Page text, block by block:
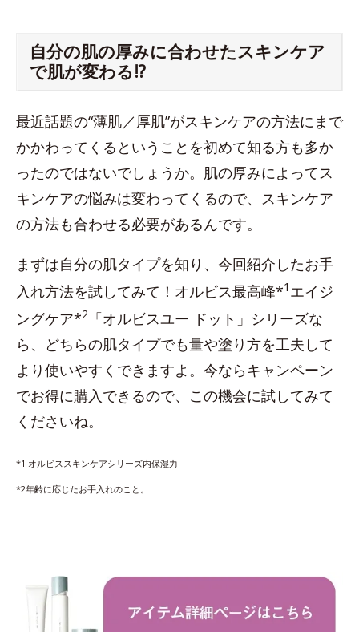
自分の肌の厚みに合わせたスキンケア
で肌が変わる!?
最近話題の“薄肌／厚肌”がスキンケアの方法にまで
かかわってくるということを初めて知る方も多か
ったのではないでしょうか。肌の厚みによってス
キンケアの悩みは変わってくるので、スキンケア
の方法も合わせる必要があるんです。
まずは自分の肌タイプを知り、今回紹介したお手
入れ方法を試してみて！オルビス最高峰*1 エイジ
ングケア*2 「オルビスユー ドット」シリーズな
ら、どちらの肌タイプでも量や塗り方を工夫して
より使いやすくできますよ。今ならキャンペーン
でお得に購入できるので、この機会に試してみて
くださいね。
*1 オルビススキンケアシリーズ内保湿力
*2年齢に応じたお手入れのこと。